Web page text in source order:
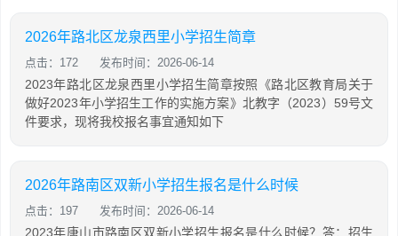
2026年路北区龙泉西里小学招生简章
点击：172 发布时间：2026-06-14
2023年路北区龙泉西里小学招生简章按照《路北区教育局关于
做好2023年小学招生工作的实施方案》北教字（2023）59号文
件要求，现将我校报名事宜通知如下
2026年路南区双新小学招生报名是什么时候
点击：197 发布时间：2026-06-14
2023年唐山市路南区双新小学招生报名是什么时候？答：招生